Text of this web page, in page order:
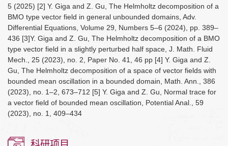
5 (2025) [2] Y. Giga and Z. Gu, The Helmholtz decomposition of a
BMO type vector field in general unbounded domains, Adv.
Differential Equations, Volume 29, Numbers 5–6 (2024), pp. 389–
436 [3]Y. Giga and Z. Gu, The Helmholtz decomposition of a BMO
type vector field in a slightly perturbed half space, J. Math. Fluid
Mech., 25 (2023), no. 2, Paper No. 41, 46 pp [4] Y. Giga and Z.
Gu, The Helmholtz decomposition of a space of vector fields with
bounded mean oscillation in a bounded domain, Math. Ann., 386
(2023), no. 1–2, 673–712 [5] Y. Giga and Z. Gu, Normal trace for
a vector field of bounded mean oscillation, Potential Anal., 59
(2023), no. 1, 409–434